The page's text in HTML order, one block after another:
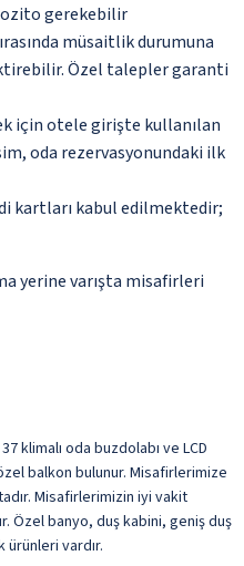
gerekebilir
müsaitlik durumuna
Özel talepler garanti
için otele girişte kullanılan
oda rezervasyonundaki ilk
kartları kabul edilmektedir;
yerine varışta misafirleri
klimalı oda buzdolabı ve LCD
balkon bulunur. Misafirlerimize
Misafirlerimizin iyi vakit
Özel banyo, duş kabini, geniş duş
vardır.